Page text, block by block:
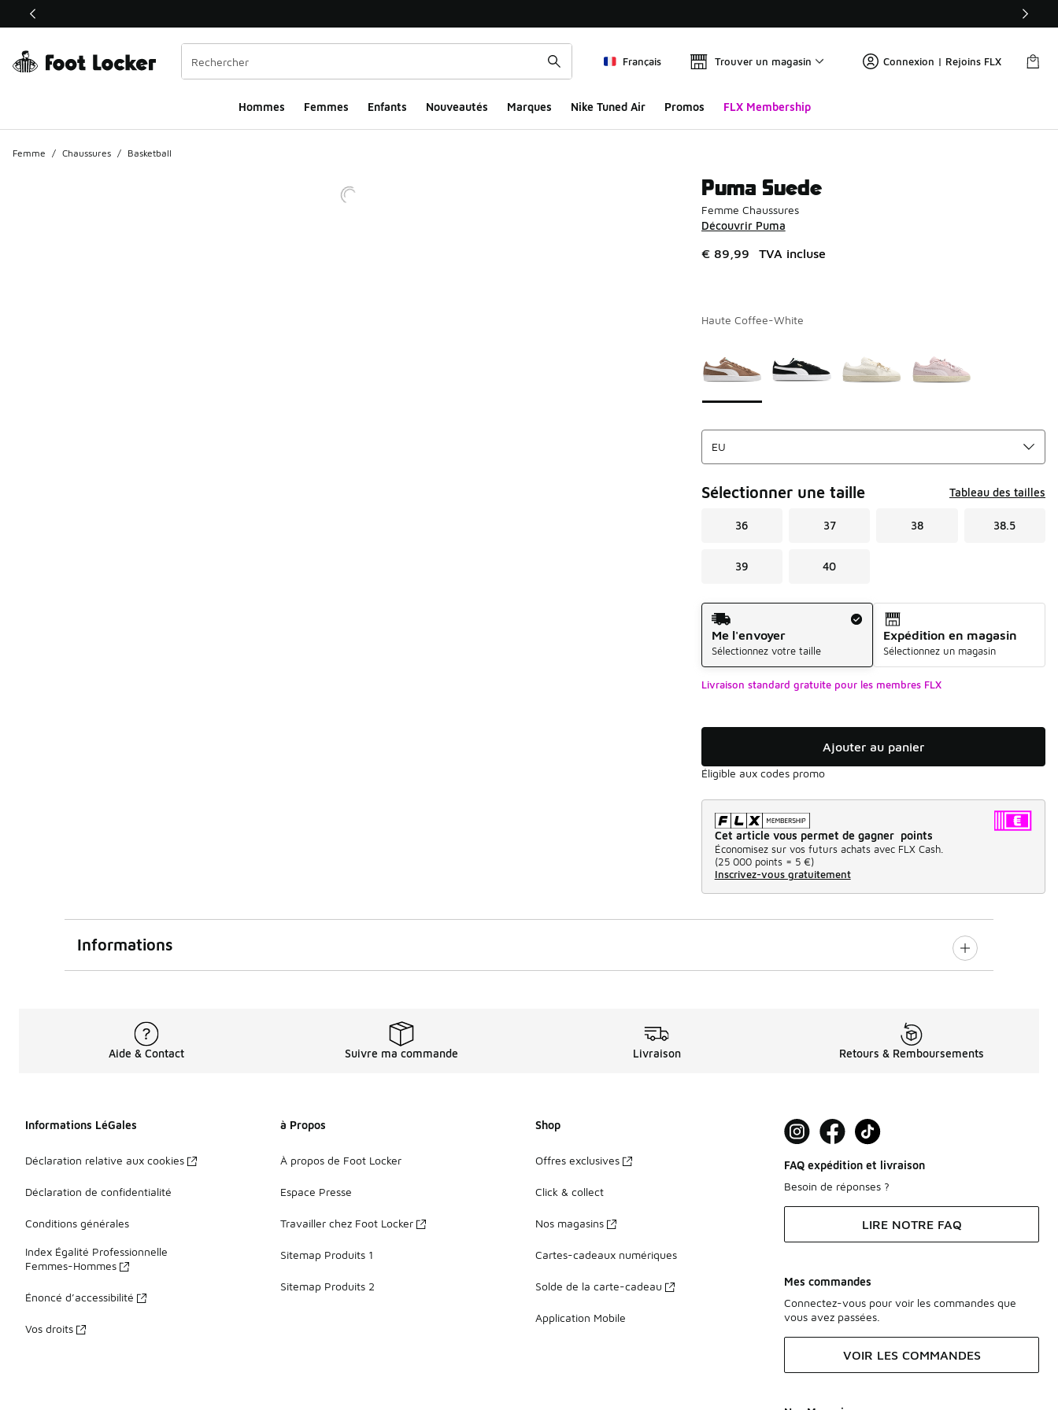
Ce lien ouvrira une nouvelle fenêtre
Français Trouver un magasin Connexion | Rejoins FLX
Hommes​ Femmes Enfants Nouveautés Marques Nike Tuned Air Promos FLX Membership
Femme / Chaussures / Basketball
Puma Suede
Femme Chaussures
Découvrir Puma
€ 89,99 TVA incluse
Haute Coffee-White
Sélectionner une taille Tableau des tailles
36 37 38 38.5
39 40
Mode d'expédition
Me l'envoyer
Sélectionnez votre taille
Expédition en magasin
Sélectionnez un magasin
Livraison standard gratuite pour les membres FLX
Ajouter au panier
Éligible aux codes promo
Cet article vous permet de gagner points
Économisez sur vos futurs achats avec FLX Cash.
(25 000 points = 5 €)
Inscrivez-vous gratuitement
Informations
Aide & Contact Suivre ma commande Livraison Retours & Remboursements
Informations LéGales
Déclaration relative aux cookies
Déclaration de confidentialité
Conditions générales
Index Égalité Professionnelle
Femmes-Hommes
Énoncé d’accessibilité
Vos droits
à Propos
À propos de Foot Locker
Espace Presse
Travailler chez Foot Locker
Sitemap Produits 1
Sitemap Produits 2
Shop
Offres exclusives
Click & collect
Nos magasins
Cartes-cadeaux numériques
Solde de la carte-cadeau
Application Mobile
FAQ expédition et livraison
Besoin de réponses ?
LIRE NOTRE FAQ
Mes commandes
Connectez-vous pour voir les commandes que
vous avez passées.
VOIR LES COMMANDES